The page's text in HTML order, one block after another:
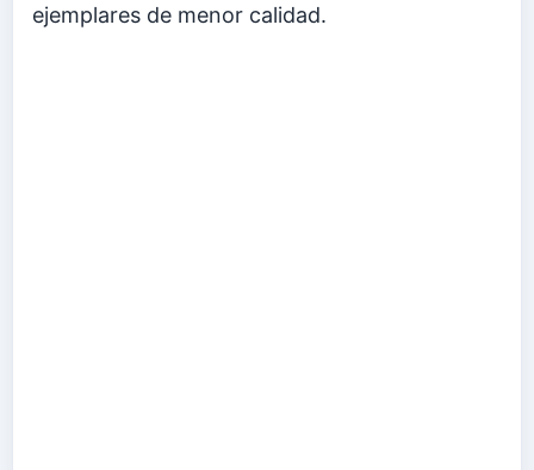
ejemplares de menor calidad.